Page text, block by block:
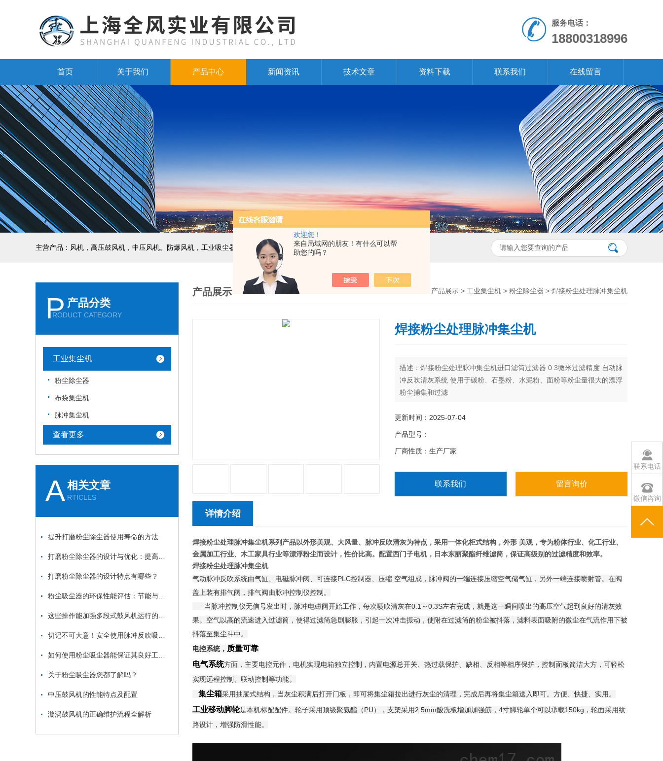
欢迎您！
来自局域网的朋友！有什么可以帮
助您的吗？
服务电话：
18800318996
首页 关于我们 产品中心 新闻资讯 技术文章 资料下载 联系我们 在线留言
主营产品：风机，高压鼓风机，中压风机。防爆风机，工业吸尘器，工业集尘机，减速机，电机
P 产品分类
RODUCT CATEGORY
工业集尘机
粉尘除尘器
布袋集尘机
脉冲集尘机
查看更多
A相关文章
RTICLES
提升打磨粉尘除尘器使用寿命的方法
打磨粉尘除尘器的设计特点有哪些？
关于粉尘吸尘器您都了解吗？
中压鼓风机的性能特点及配置
漩涡鼓风机的正确维护流程全解析
产品展示 产品展示 > 工业集尘机 > 粉尘除尘器 > 焊接粉尘处理脉冲集尘机
焊接粉尘处理脉冲集尘机
描述：焊接粉尘处理脉冲集尘机进口滤筒过滤器 0.3微米过滤精度 自动脉
冲反吹清灰系统 使用于碳粉、石墨粉、水泥粉、面粉等粉尘量很大的漂浮
粉尘捕集和过滤
更新时间：2025-07-04
产品型号：
厂商性质：生产厂家
联系我们 留言询价
详情介绍
焊接粉尘处理脉冲集尘机系列产品以外形美观、大风量、脉冲反吹清灰为特点，采用一体化柜式结构，外形 美观，专为粉体行业、化工行业、
金属加工行业、木工家具行业等漂浮粉尘而设计，性价比高。配置西门子电机，日本东丽聚酯纤维滤筒，保证高级别的过滤精度和效率。
焊接粉尘处理脉冲集尘机
气动脉冲反吹系统由气缸、电磁脉冲阀、可连接PLC控制器、压缩 空气组成，脉冲阀的一端连接压缩空气储气缸，另外一端连接喷射管。在阀
盖上装有排气阀，排气阀由脉冲控制仪控制。
当脉冲控制仪无信号发出时，脉冲电磁阀开始工作，每次喷吹清灰在0.1～0.3S左右完成，就是这一瞬间喷出的高压空气起到良好的清灰效
果。空气以高的流速进入过滤筒，使得过滤筒急剧膨胀，引起一次冲击振动，使附在过滤筒的粉尘被抖落，滤料表面吸附的微尘在气流作用下被
抖落至集尘斗中。
电控系统， 质量可靠
电气系统方面，主要电控元件，电机实现电箱独立控制，内置电源总开关、热过载保护、缺相、反相等相序保护，控制面板简洁大方，可轻松
实现远程控制、联动控制等功能。
集尘箱采用抽屉式结构，当灰尘积满后打开门板，即可将集尘箱拉出进行灰尘的清理，完成后再将集尘箱送入即可。方便、快捷、实用。
工业移动脚轮是本机标配配件。轮子采用顶级聚氨酯（PU），支架采用2.5mm酸洗板增加加强筋，4寸脚轮单个可以承载150kg，轮面采用纹
路设计，增强防滑性能。
联系电话
微信咨询